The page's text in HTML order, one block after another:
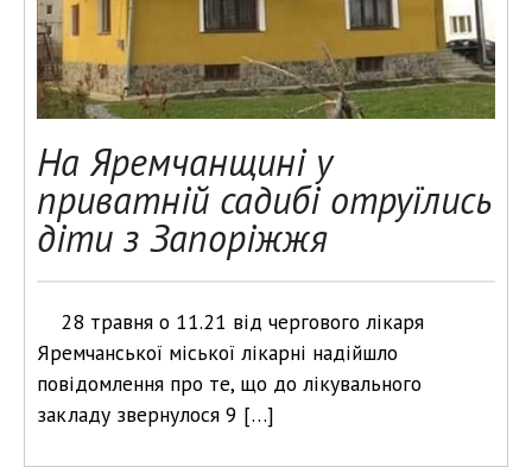
На Яремчанщині у
приватній садибі отруїлись
діти з Запоріжжя
28 травня о 11.21 від чергового лікаря
Яремчанської міської лікарні надійшло
повідомлення про те, що до лікувального
закладу звернулося 9 […]